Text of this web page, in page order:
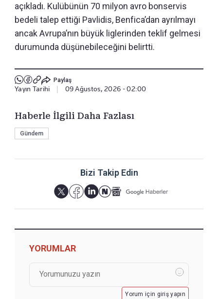
açıkladı. Kulübünün 70 milyon avro bonservis
bedeli talep ettiği Pavlidis, Benfica’dan ayrılmayı
ancak Avrupa’nın büyük liglerinden teklif gelmesi
durumunda düşünebileceğini belirtti.
Paylaş
Yayın Tarihi 09 Ağustos, 2026 - 02:00
Haberle İlgili Daha Fazlası
Gündem
Bizi Takip Edin
YORUMLAR
Yorum için giriş yapın